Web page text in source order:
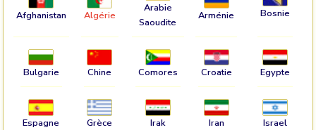
Afghanistan Algérie
Arabie
Saoudite
Arménie Bosnie
Bulgarie Chine Comores Croatie Egypte
Espagne Grèce Irak Iran Israel